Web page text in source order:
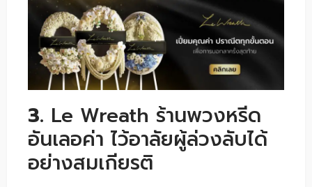
3. Le Wreath ร้านพวงหรีด
อันเลอค่า ไว้อาลัยผู้ล่วงลับได้
อย่างสมเกียรติ